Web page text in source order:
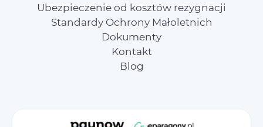
Ubezpieczenie od kosztów rezygnacji
Standardy Ochrony Małoletnich
Dokumenty
Kontakt
Blog